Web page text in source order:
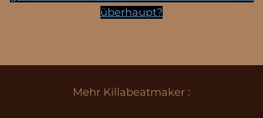
überhaupt?
Mehr Killabeatmaker :